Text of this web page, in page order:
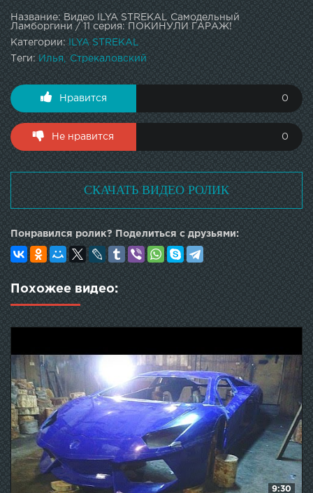
Название: Видео ILYA STREKAL Самодельный
Ламборгини / 11 серия: ПОКИНУЛИ ГАРАЖ!
Категории:ILYA STREKAL
Теги: Илья Стрекаловский
Нравится 0
Не нравится 0
СКАЧАТЬ ВИДЕО РОЛИК
Понравился ролик? Поделиться с друзьями:
Похожее видео:
9:30